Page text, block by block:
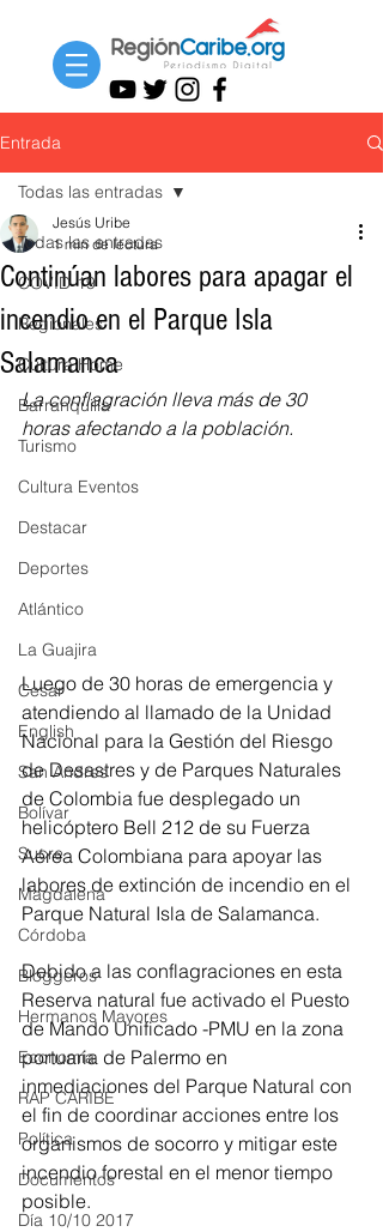
Entrada
Todas las entradas
COVID-19
Regionales
Cultura Home
Barranquilla
Turismo
Cultura Eventos
Destacar
Deportes
Atlántico
La Guajira
Cesar
English
San Andres
Bolívar
Sucre
Magdalena
Córdoba
Bloggeros
Hermanos Mayores
Economía
RAP CARIBE
Política
Documentos
Día 10/10 2017
Todas las entradas
Continúan labores para apagar el
incendio en el Parque Isla
Salamanca
Jesús Uribe
1 min de lectura
La conflagración lleva más de 30
horas afectando a la población.
Luego de 30 horas de emergencia y
atendiendo al llamado de la Unidad
Nacional para la Gestión del Riesgo
de Desastres y de Parques Naturales
de Colombia fue desplegado un
helicóptero Bell 212 de su Fuerza
Aérea Colombiana para apoyar las
labores de extinción de incendio en el
Parque Natural Isla de Salamanca.
Debido a las conflagraciones en esta
Reserva natural fue activado el Puesto
de Mando Unificado -PMU en la zona
portuaria de Palermo en
inmediaciones del Parque Natural con
el fin de coordinar acciones entre los
organismos de socorro y mitigar este
incendio forestal en el menor tiempo
posible.